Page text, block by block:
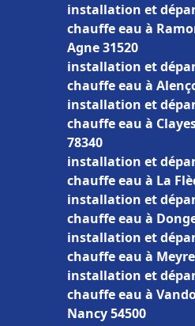
installation et
chauffe eau à
Agne 31520
installation et
chauffe eau à
installation et
chauffe eau à
78340
installation et
chauffe eau à La
installation et
chauffe eau à
installation et
chauffe eau à
installation et
chauffe eau à
Nancy 54500